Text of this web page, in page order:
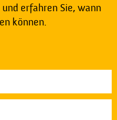
erfahren Sie, wann
können.